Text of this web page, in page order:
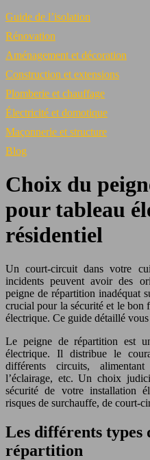
Guide de l’isolation
Rénovation
Aménagement et décoration
Construction et extensions
Plomberie et chauffage
Électricité et domotique
Maçonnerie et structure
Blog
Choix du
pour tableau
résidentiel
Un court-circuit dans votre
incidents peuvent avoir des
peigne de répartition inadéquat
crucial pour la sécurité et le bon
électrique. Ce guide détaillé
Le peigne de répartition est
électrique. Il distribue le
différents circuits, alimentant
l’éclairage, etc. Un choix
sécurité de votre installation
risques de surchauffe, de court-
Les différents types
répartition